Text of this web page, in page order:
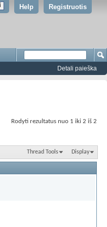
Registruotis
Help
Detali paieška
Rodyti rezultatus nuo 1 iki 2 iš 2
Thread Tools Display